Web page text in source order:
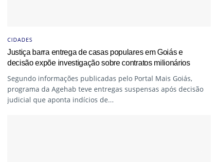
CIDADES
Justiça barra entrega de casas populares em Goiás e
decisão expõe investigação sobre contratos milionários
Segundo informações publicadas pelo Portal Mais Goiás,
programa da Agehab teve entregas suspensas após decisão
judicial que aponta indícios de...